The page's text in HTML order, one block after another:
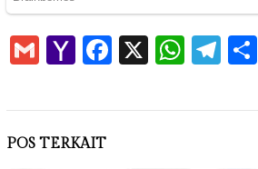
GmailYahooFacebook
X
POS TERKAIT